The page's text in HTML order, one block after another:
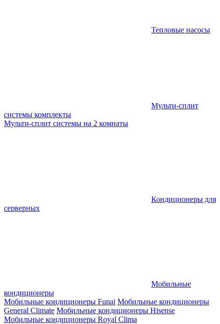
Тепловые насосы
Мульти-сплит
системы комплекты
Мульти-сплит системы на 2 комнаты
Кондиционеры для
серверных
Мобильные
кондиционеры
Мобильные кондиционеры Funai Мобильные кондиционеры
General Climate Мобильные кондиционеры Hisense
Мобильные кондиционеры Royal Clima